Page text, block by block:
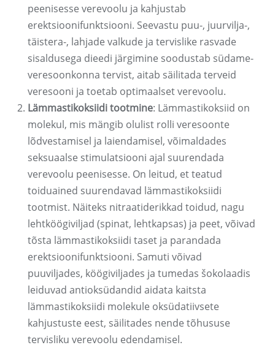
peenisesse verevoolu ja kahjustab
erektsioonifunktsiooni. Seevastu puu-, juurvilja-,
täistera-, lahjade valkude ja tervislike rasvade
sisaldusega dieedi järgimine soodustab südame-
veresoonkonna tervist, aitab säilitada terveid
veresooni ja toetab optimaalset verevoolu.
Lämmastikoksiidi tootmine: Lämmastikoksiid on
molekul, mis mängib olulist rolli veresoonte
lõdvestamisel ja laiendamisel, võimaldades
seksuaalse stimulatsiooni ajal suurendada
verevoolu peenisesse. On leitud, et teatud
toiduained suurendavad lämmastikoksiidi
tootmist. Näiteks nitraatiderikkad toidud, nagu
lehtköögiviljad (spinat, lehtkapsas) ja peet, võivad
tõsta lämmastikoksiidi taset ja parandada
erektsioonifunktsiooni. Samuti võivad
puuviljades, köögiviljades ja tumedas šokolaadis
leiduvad antioksüdandid aidata kaitsta
lämmastikoksiidi molekule oksüdatiivsete
kahjustuste eest, säilitades nende tõhususe
tervisliku verevoolu edendamisel.